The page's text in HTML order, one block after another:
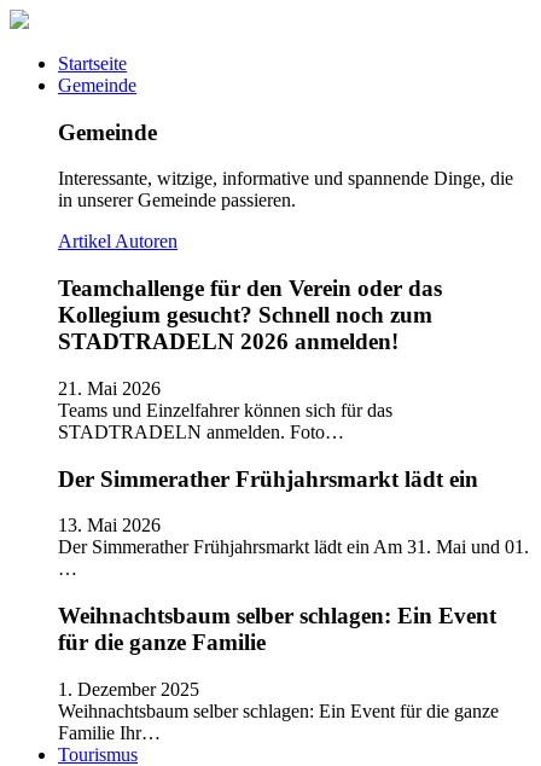
Startseite
Gemeinde
Gemeinde
Interessante, witzige, informative und spannende Dinge, die
in unserer Gemeinde passieren.
ArtikelAutoren
Teamchallenge für den Verein oder das
Kollegium gesucht? Schnell noch zum
STADTRADELN 2026 anmelden!
21. Mai 2026
Teams und Einzelfahrer können sich für das
STADTRADELN anmelden. Foto…
Der Simmerather Frühjahrsmarkt lädt ein
13. Mai 2026
Der Simmerather Frühjahrsmarkt lädt ein Am 31. Mai und 01.
…
Weihnachtsbaum selber schlagen: Ein Event
für die ganze Familie
1. Dezember 2025
Weihnachtsbaum selber schlagen: Ein Event für die ganze
Familie Ihr…
Tourismus